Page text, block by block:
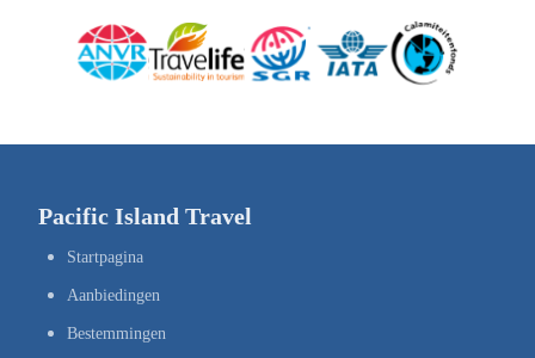
Pacific Island Travel
Startpagina
Aanbiedingen
Bestemmingen